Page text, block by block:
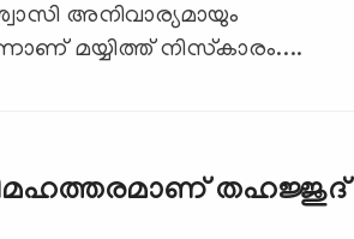
അനിവാര്യമായും
മയ്യിത്ത് നിസ്‌കാരം....
തഹജ്ജുദ്